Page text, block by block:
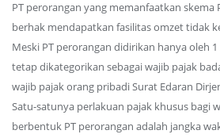
PT perorangan yang memanfaatkan skema
berhak mendapatkan fasilitas omzet tidak
Meski PT perorangan didirikan hanya oleh
tetap dikategorikan sebagai wajib pajak
wajib pajak orang pribadi Surat Edaran
Satu-satunya perlakuan pajak khusus bagi
berbentuk PT perorangan adalah jangka